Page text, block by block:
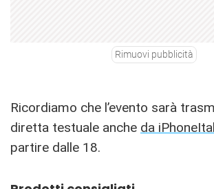
Rimuovi pubblicità
Ricordiamo che l’evento sarà
diretta testuale anche da
partire dalle 18.